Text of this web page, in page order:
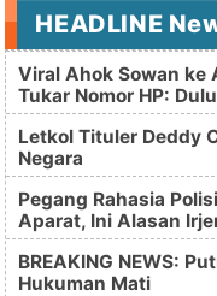
HEADLINE
Viral Ahok Sowan ke
Tukar Nomor HP:
Letkol Tituler Deddy
Negara
Pegang Rahasia
Aparat, Ini Alasan
BREAKING NEWS:
Hukuman Mati